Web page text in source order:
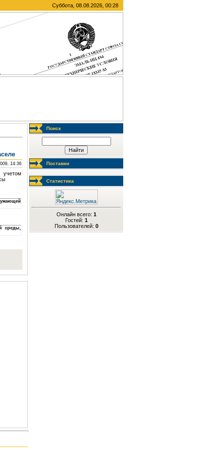
Суббота, 08.08.2026, 00:28
14:36
среды,
Поиск
Поставки
Статистика
Онлайн всего: 1
Гостей: 1
Пользователей: 0